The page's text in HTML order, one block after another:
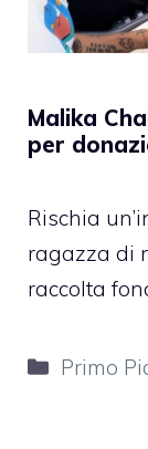
Malika
per
Rischia
ragazza di
raccolta
Primo